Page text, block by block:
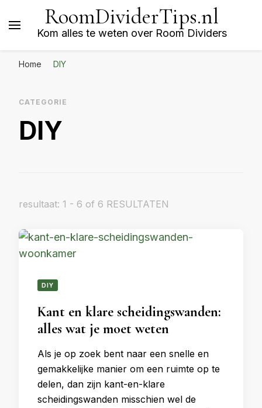
RoomDividerTips.nl
Kom alles te weten over Room Dividers
Home DIY
CATEGORIE
DIY
resultaat: 1 - 6 of 6 RESULTATEN
DIY
Kant en klare scheidingswanden:
alles wat je moet weten
Als je op zoek bent naar een snelle en
gemakkelijke manier om een ​​ruimte op te
delen, dan zijn kant-en-klare
scheidingswanden misschien wel de